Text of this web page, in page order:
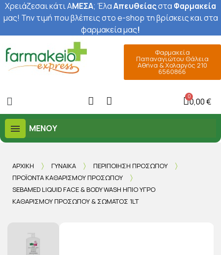
Χρειάζεσαι κάτι ΑΜΕΣΑ; ΈλαΑπευθείαςστα Φαρμακεία
μας! Την τιμή που βλέπεις στο e-shop τη βρίσκεις και στα
φαρμακεία μας!
Φαρμακεία
Παπαναγιώτου Θάλεια
Αθήνα & Χολαργός 210
6560866
0,00 €
ΜΕΝΟΎ
ΑΡΧΙΚΉ ΓΥΝΑΊΚΑ
ΠΕΡΙΠΟΊΗΣΗ ΠΡΟΣΏΠΟΥ
ΠΡΟΪΌΝΤΑ ΚΑΘΑΡΙΣΜΟΎ ΠΡΟΣΏΠΟΥ
SEBAMED LIQUID FACE & BODY WASH ΉΠΙΟ ΥΓΡΌ
ΚΑΘΑΡΙΣΜΟΎ ΠΡΟΣΏΠΟΥ & ΣΏΜΑΤΟΣ 1LT